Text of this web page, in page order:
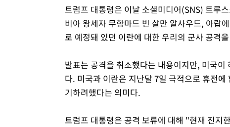
트럼프 대통령은 이날 소셜미디어(SNS) 트루
비아 왕세자 무함마드 빈 살만 알사우드, 아랍
로 예정돼 있던 이란에 대한 우리의 군사 공격
발표는 공격을 취소했다는 내용이지만, 미국
다. 미국과 이란은 지난달 7일 극적으로 휴전
기하려했다는 의미다.
트럼프 대통령은 공격 보류에 대해 "현재 진지